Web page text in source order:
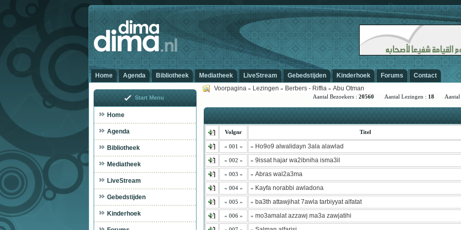
Home Agenda Bibliotheek Mediatheek LiveStream Gebedstijden Kinderhoek Forums
Contact
Voorpagina » Lezingen » Berbers - Riffia » Abu Otman
Aantal Bezoekers : 20560 Aantal Lezingen : 18 Aantal
Volgnr Titel
« 001 » » Ho9o9 alwalidayn 3ala alawlad
« 002 » » 9issat hajar wa2ibniha isma3il
« 003 » » Abras wal2a3ma
« 004 » » Kayfa norabbi awladona
« 005 » » ba3th attawjihat 7awla tarbiyyat alfatat
« 006 » » mo3amalat azzawj ma3a zawjatihi
Start Menu
Home
Agenda
Bibliotheek
Mediatheek
LiveStream
Gebedstijden
Kinderhoek